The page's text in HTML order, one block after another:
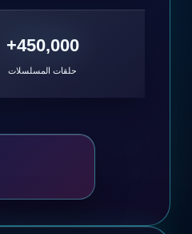
450,000+
حلقات المسلسلات